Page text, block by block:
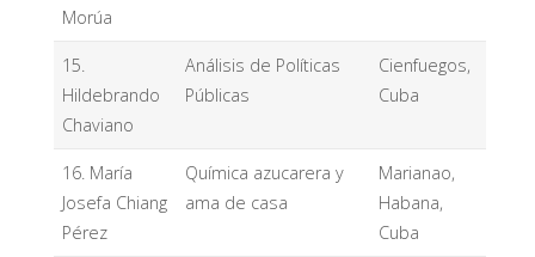
Morúa
15.
Hildebrando
Chaviano
Análisis de Políticas
Públicas
Cienfuegos,
Cuba
16. María
Josefa Chiang
Pérez
Química azucarera y
ama de casa
Marianao,
Habana,
Cuba